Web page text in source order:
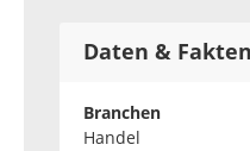
Daten & Fakten
Branchen
Handel